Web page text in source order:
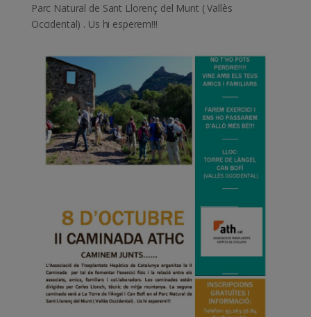
Parc Natural de Sant Llorenç del Munt ( Vallès
Occidental) . Us hi esperem!!!